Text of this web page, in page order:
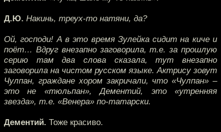
Д.Ю. Накинь, треух-то натяни, да?
Ой, господи! А в это время Зулейка сидит на киче и
поёт… Вдруг внезапно заговорила, т.е. за прошлую
серию там два слова сказала, тут внезапно
заговорила на чистом русском языке. Актрису зовут
Чулпан, граждане хором закричали, что «Чулпан» –
это не «тюльпан», Дементий, это «утренняя
звезда», т.е. «Венера» по-татарски.
Дементий. Тоже красиво.